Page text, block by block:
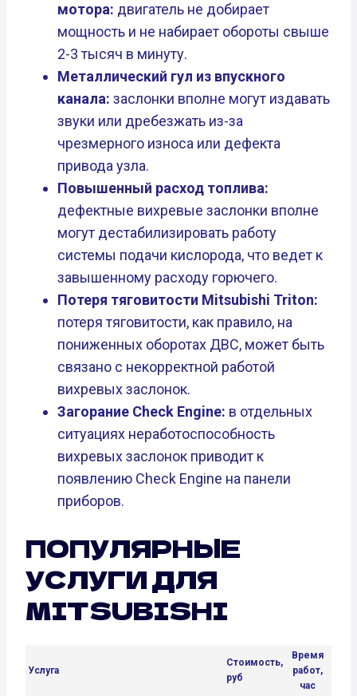
мотора: двигатель не добирает
мощность и не набирает обороты свыше
2-3 тысяч в минуту.
Металлический гул из впускного
канала: заслонки вполне могут издавать
звуки или дребезжать из-за
чрезмерного износа или дефекта
привода узла.
Повышенный расход топлива:
дефектные вихревые заслонки вполне
могут дестабилизировать работу
системы подачи кислорода, что ведет к
завышенному расходу горючего.
Потеря тяговитости Mitsubishi Triton:
потеря тяговитости, как правило, на
пониженных оборотах ДВС, может быть
связано с некорректной работой
вихревых заслонок.
Загорание Check Engine: в отдельных
ситуациях неработоспособность
вихревых заслонок приводит к
появлению Check Engine на панели
приборов.
ПОПУЛЯРНЫЕ
УСЛУГИ ДЛЯ
MITSUBISHI
Услуга
Стоимость,
руб
Время
работ,
час